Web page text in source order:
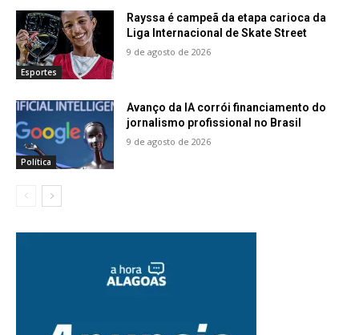
Esportes
Rayssa é campeã da etapa carioca da
Liga Internacional de Skate Street
9 de agosto de 2026
Política
Avanço da IA corrói financiamento do
jornalismo profissional no Brasil
9 de agosto de 2026